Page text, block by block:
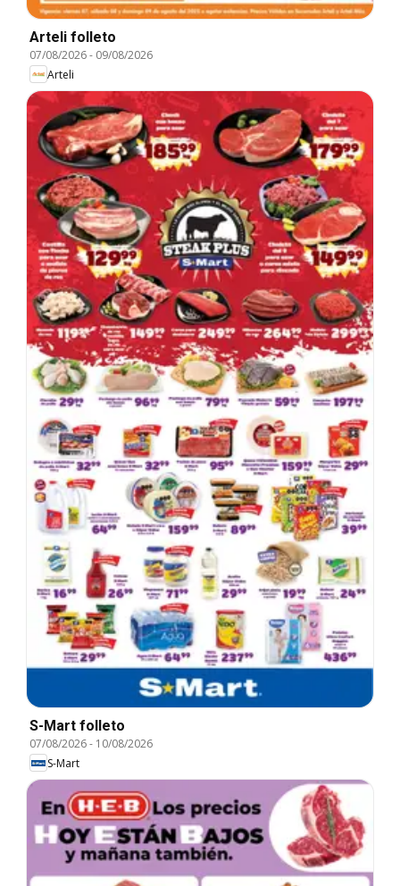
Arteli folleto
07/08/2026- 09/08/2026
Arteli
S-Mart folleto
07/08/2026- 10/08/2026
S-Mart